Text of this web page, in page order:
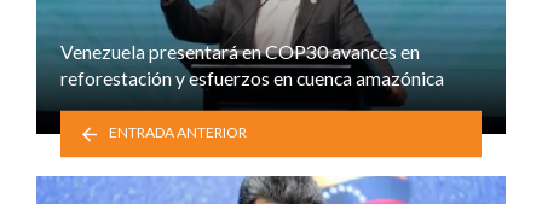
Venezuela presentará en COP30 avances en
reforestación y esfuerzos en cuenca amazónica
ENTRADA ANTERIOR